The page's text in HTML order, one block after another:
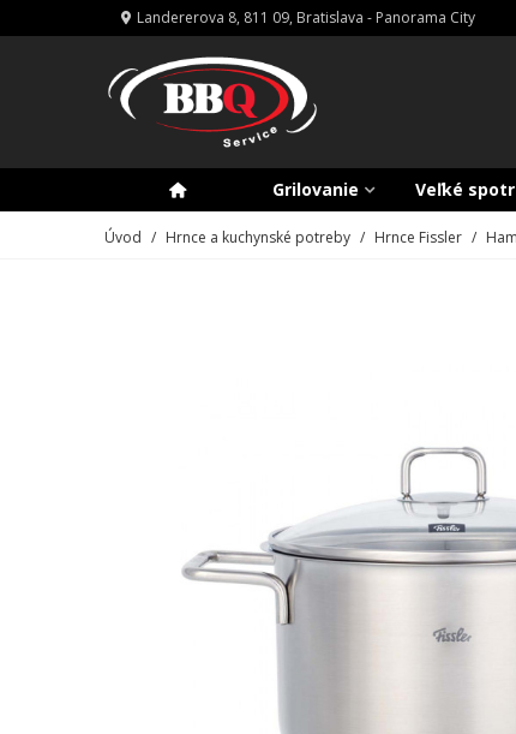
Landererova 8, 811 09, Bratislava - Panorama City
Grilovanie Veľké
Úvod / Hrnce a kuchynské potreby / Hrnce Fissler /